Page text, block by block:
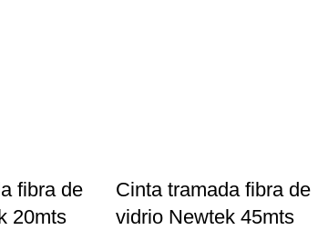
fibra de
20mts
Cinta tramada fibra de
vidrio Newtek 45mts